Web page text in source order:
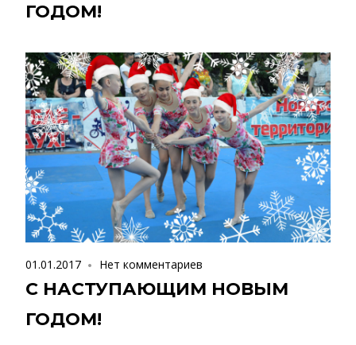
ГОДОМ!
01.01.2017 Нет комментариев
С НАСТУПАЮЩИМ НОВЫМ
ГОДОМ!